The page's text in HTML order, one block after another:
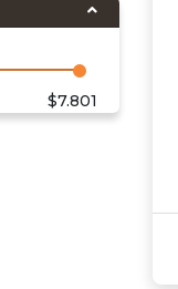
$7.801